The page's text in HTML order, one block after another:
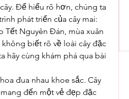
Để hiểu rõ hơn, chúng ta
phát triển của cây mai:
Nguyên Đán, mùa xuân
không biết rõ về loài cây đặc
hãy cùng khám phá qua bài
đua nhau khoe sắc. Cây
đến một vẻ đẹp đặc